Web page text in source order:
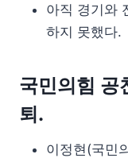
아직 경기와
하지 못했다.
국민의힘 공
퇴.
이정현(국민